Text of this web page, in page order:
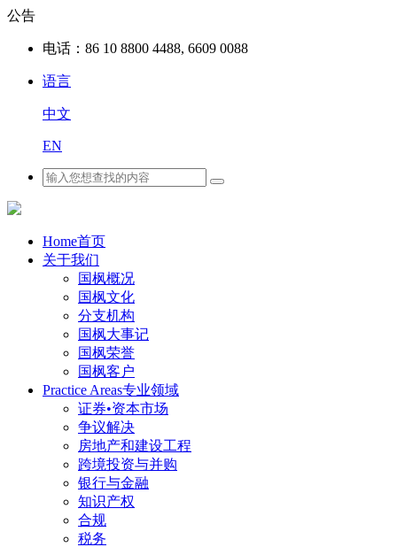
公告
电话： 86 10 8800 4488, 6609 0088
语言
中文
EN
Home首页
关于我们
国枫概况
国枫文化
分支机构
国枫大事记
国枫荣誉
国枫客户
Practice Areas专业领域
证券•资本市场
争议解决
房地产和建设工程
跨境投资与并购
银行与金融
知识产权
合规
税务